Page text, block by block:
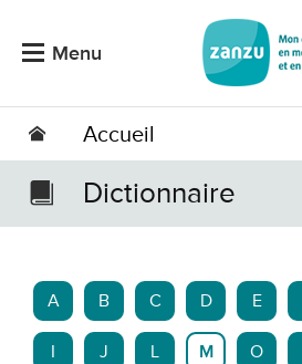
Menu
Accueil
Dictionnaire
A B C D E
J L M O